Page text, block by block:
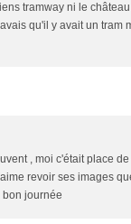
tramway ni le
qu'il y avait un tram
, moi c'était place
revoir ses images
journée